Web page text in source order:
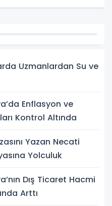
Uzmanlardan Su ve
Enflasyon ve
Kontrol Altında
Yazan Necati
Yolculuk
Dış Ticaret Hacmi
Arttı